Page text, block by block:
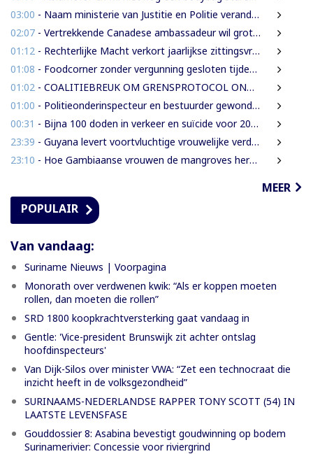
03:00 - Naam ministerie van Justitie en Politie verandert naar Justitie en Veiligheid
02:07 - Vertrekkende Canadese ambassadeur wil grotere rol voor Canada in Suriname
01:12 - Rechterlijke Macht verkort jaarlijkse zittingsvrije periode naar één maand
01:08 - Foodcorner zonder vergunning gesloten tijdens derde dag integrale controles
01:02 - COALITIEBREUK OM GRENSPROTOCOL ONWAARSCHIJNLIJK
01:00 - Politieonderinspecteur en bestuurder gewond nadat auto over de kop slaat
00:31 - Bijna 100 doden in verkeer en suïcide voor 2026 is veel te veel’, zegt Lau
23:39 - Guyana levert voortvluchtige vrouwelijke verdachte in mensenhandel uit aan Suriname
23:10 - Hoe Gambiaanse vrouwen de mangroves herstellen die Banjul beschermen
MEER
POPULAIR
Van vandaag:
Suriname Nieuws | Voorpagina
Monorath over verdwenen kwik: “Als er koppen moeten
rollen, dan moeten die rollen”
SRD 1800 koopkrachtversterking gaat vandaag in
Gentle: 'Vice-president Brunswijk zit achter ontslag
hoofdinspecteurs'
Van Dijk-Silos over minister VWA: “Zet een technocraat die
inzicht heeft in de volksgezondheid”
SURINAAMS-NEDERLANDSE RAPPER TONY SCOTT (54) IN
LAATSTE LEVENSFASE
Gouddossier 8: Asabina bevestigt goudwinning op bodem
Surinamerivier: Concessie voor riviergrind